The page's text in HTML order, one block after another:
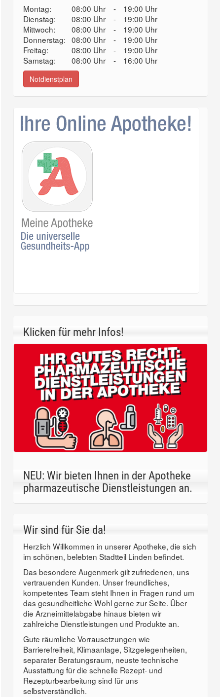
Montag: 08:00 Uhr -
19:00 Uhr
Dienstag:
08:00 Uhr -
19:00 Uhr
Mittwoch:
08:00 Uhr -
19:00 Uhr
Donnerstag: 08:00 Uhr -
19:00 Uhr
Freitag:
08:00 Uhr -
19:00 Uhr
Samstag:
08:00 Uhr - 16:00 Uhr
Notdienstplan
Klicken für mehr Infos!
NEU: Wir bieten Ihnen in der Apotheke
pharmazeutische Dienstleistungen an.
Wir sind für Sie da!
Herzlich Willkommen in unserer Apotheke, die sich
im schönen, belebten Stadtteil Linden befindet.
Das besondere Augenmerk gilt zufriedenen, uns
vertrauenden Kunden. Unser freundliches,
kompetentes Team steht Ihnen in Fragen rund um
das gesundheitliche Wohl gerne zur Seite. Über
die Arzneimittelabgabe hinaus bieten wir
zahlreiche Dienstleistungen und Produkte an.
Gute räumliche Vorrausetzungen wie
Barrierefreiheit, Klimaanlage, Sitzgelegenheiten,
separater Beratungsraum, neuste technische
Ausstattung für die schnelle Rezept- und
Rezepturbearbeitung sind für uns
selbstverständlich.